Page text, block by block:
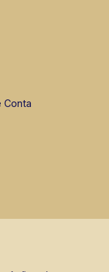
Conta